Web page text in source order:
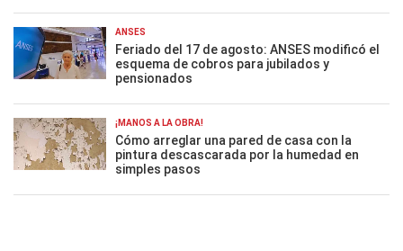
ANSES
Feriado del 17 de agosto: ANSES modificó el
esquema de cobros para jubilados y
pensionados
¡MANOS A LA OBRA!
Cómo arreglar una pared de casa con la
pintura descascarada por la humedad en
simples pasos